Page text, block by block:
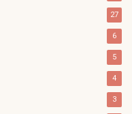
27
6
5
4
3